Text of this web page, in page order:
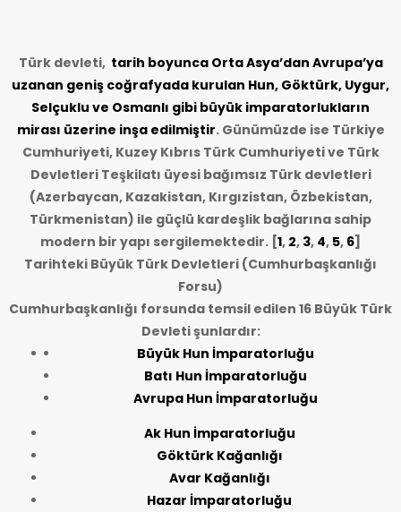
Türk devleti, tarih boyunca Orta Asya’dan Avrupa’ya
uzanan geniş coğrafyada kurulan Hun, Göktürk, Uygur,
Selçuklu ve Osmanlı gibi büyük imparatorlukların
mirası üzerine inşa edilmiştir. Günümüzde ise Türkiye
Cumhuriyeti, Kuzey Kıbrıs Türk Cumhuriyeti ve Türk
Devletleri Teşkilatı üyesi bağımsız Türk devletleri
(Azerbaycan, Kazakistan, Kırgızistan, Özbekistan,
Türkmenistan) ile güçlü kardeşlik bağlarına sahip
modern bir yapı sergilemektedir. [1, 2, 3, 4, 5, 6]
Tarihteki Büyük Türk Devletleri (Cumhurbaşkanlığı
Forsu)
Cumhurbaşkanlığı forsunda temsil edilen 16 Büyük Türk
Devleti şunlardır:
Büyük Hun İmparatorluğu
Batı Hun İmparatorluğu
Avrupa Hun İmparatorluğu
Ak Hun İmparatorluğu
Göktürk Kağanlığı
Avar Kağanlığı
Hazar İmparatorluğu